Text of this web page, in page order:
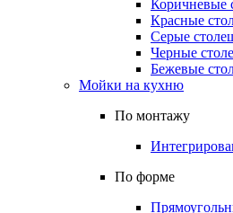
Коричневые
Красные
Серые
Черные
Бежевые
Мойки на кухню
По монтажу
По форме